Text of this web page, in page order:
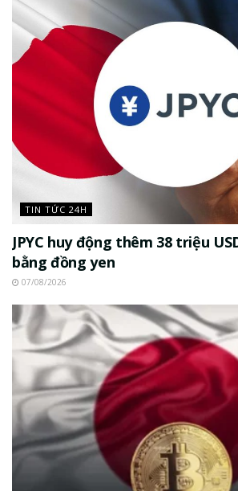
TIN TỨC 24H
JPYC huy động thêm 38 triệu
bằng đồng yen
07/08/2026